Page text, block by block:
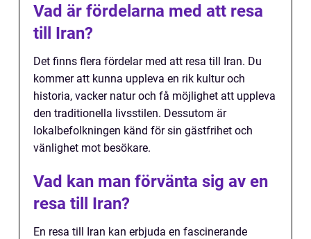
Vad är fördelarna med att resa
till Iran?
Det finns flera fördelar med att resa till Iran. Du
kommer att kunna uppleva en rik kultur och
historia, vacker natur och få möjlighet att uppleva
den traditionella livsstilen. Dessutom är
lokalbefolkningen känd för sin gästfrihet och
vänlighet mot besökare.
Vad kan man förvänta sig av en
resa till Iran?
En resa till Iran kan erbjuda en fascinerande